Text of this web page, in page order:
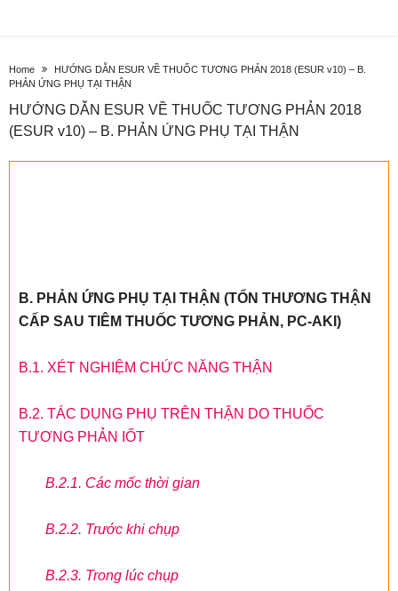
Home
HƯỚNG DẪN ESUR VỀ THUỐC TƯƠNG PHẢN 2018 (ESUR v10) – B.
PHẢN ỨNG PHỤ TẠI THẬN
HƯỚNG DẪN ESUR VỀ THUỐC TƯƠNG PHẢN 2018
(ESUR v10) – B. PHẢN ỨNG PHỤ TẠI THẬN
B. PHẢN ỨNG PHỤ TẠI THẬN (TỔN THƯƠNG THẬN
CẤP SAU TIÊM THUỐC TƯƠNG PHẢN, PC-AKI)
B.1. XÉT NGHIỆM CHỨC NĂNG THẬN
B.2. TÁC DỤNG PHỤ TRÊN THẬN DO THUỐC
TƯƠNG PHẢN IỐT
B.2.1. Các mốc thời gian
B.2.2. Trước khi chụp
B.2.3. Trong lúc chụp